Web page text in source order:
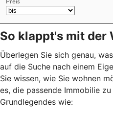
So klappt's mit der
Überlegen Sie sich genau,
auf die Suche nach einem
Sie wissen, wie Sie wohnen
es, die passende Immobilie
Grundlegendes wie: